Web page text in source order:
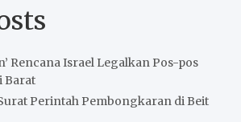
Rencana Israel Legalkan Pos-pos
Barat
Perintah Pembongkaran di Beit